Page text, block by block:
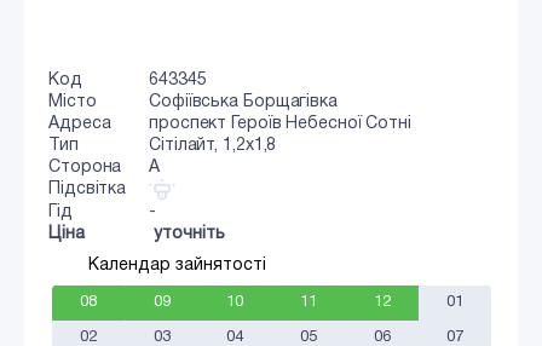
Код
643345
Місто
Софіївська Борщагівка
Адреса
проспект Героїв Небесної Сотні
Тип
Сiтiлайт, 1,2x1,8
Сторона
A
Підсвітка
Гід
-
Ціна
уточніть
Календар зайнятості
08 09 10 11 12 01
02 03 04 05 06 07